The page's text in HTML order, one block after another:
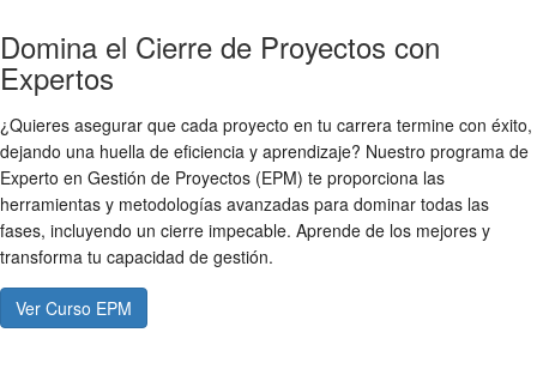
Domina el Cierre de Proyectos con
Expertos
¿Quieres asegurar que cada proyecto en tu carrera termine con éxito,
dejando una huella de eficiencia y aprendizaje? Nuestro programa de
Experto en Gestión de Proyectos (EPM) te proporciona las
herramientas y metodologías avanzadas para dominar todas las
fases, incluyendo un cierre impecable. Aprende de los mejores y
transforma tu capacidad de gestión.
Ver Curso EPM